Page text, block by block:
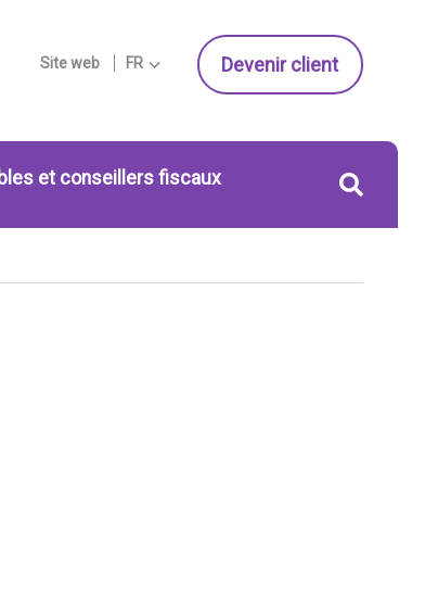
Site web FR Devenir client
et conseillers fiscaux